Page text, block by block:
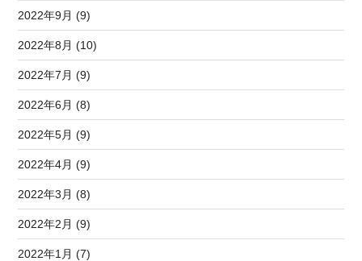
2022年9月 (9)
2022年8月 (10)
2022年7月 (9)
2022年6月 (8)
2022年5月 (9)
2022年4月 (9)
2022年3月 (8)
2022年2月 (9)
2022年1月 (7)